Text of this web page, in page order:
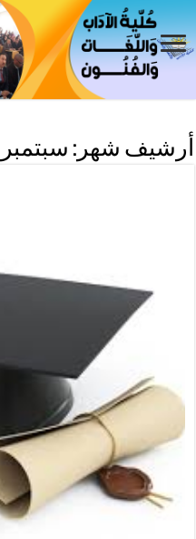
أرشيف شهر: سبتمبر 2021